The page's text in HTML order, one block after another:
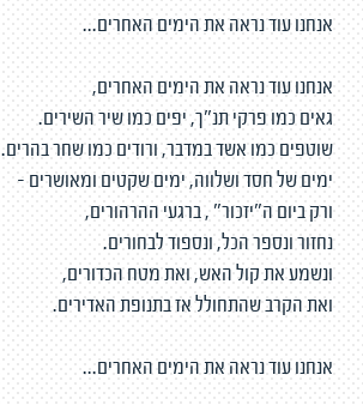
אנחנו עוד נראה את הימים האחרים...
אנחנו עוד נראה את הימים האחרים,
גאים כמו פרקי תנ"ך, יפים כמו שיר השירים.
שוטפים כמו אשד במדבר, ורודים כמו שחר בהרים.
ימים של חסד ושלווה, ימים שקטים ומאושרים -
ורק ביום ה"יזכור" , ברגעי ההרהורים,
נחזור ונספר הכל, ונספוד לבחורים.
ונשמע את קול האש, ואת מטח הכדורים,
ואת הקרב שהתחולל אז בתנופת האדירים.
אנחנו עוד נראה את הימים האחרים...